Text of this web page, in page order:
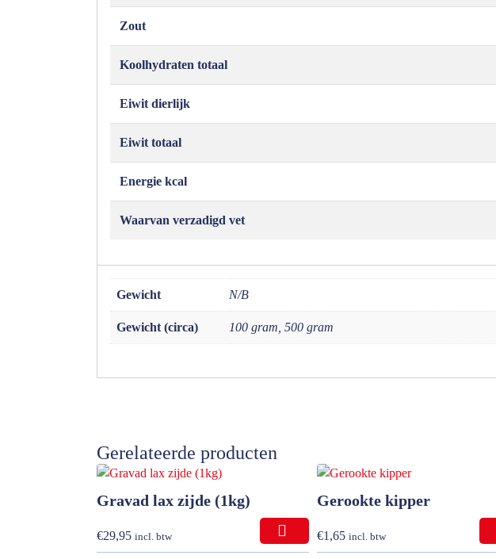
Zout
Koolhydraten totaal
Eiwit dierlijk
Eiwit totaal
Energie kcal
Waarvan verzadigd vet
Gewicht N/B
Gewicht (circa) 100 gram, 500 gram
Gerelateerde producten
Gravad lax zijde (1kg)
€29,95 incl. btw
Gerookte kipper
€1,65 incl. btw